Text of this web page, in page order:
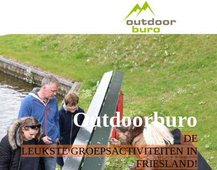
Outdoorburo
DE
LEUKSTE GROEPSACTIVITEITEN IN
FRIESLAND!